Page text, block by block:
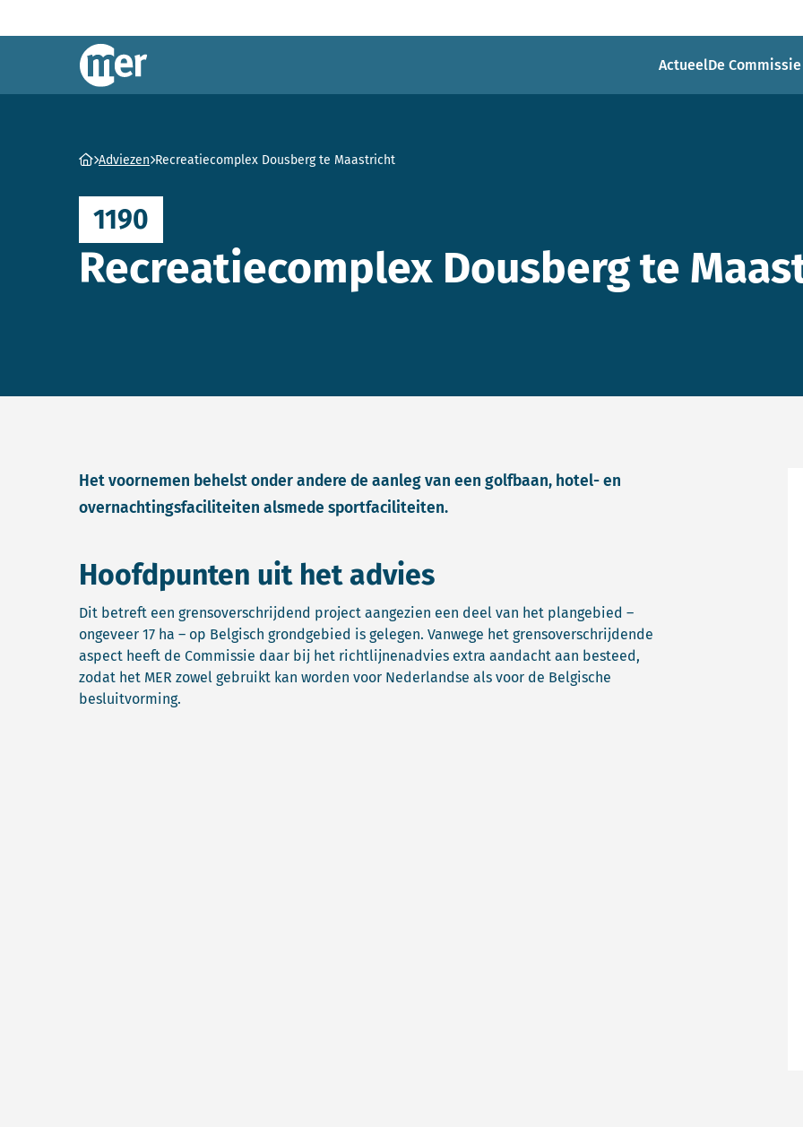
Commissie mer
ActueelDe
Ga naar homepage
Adviezen Recreatiecomplex Dousberg te Maastricht
1190
Recreatiecomplex Dousberg te
Het voornemen behelst onder andere de aanleg van een golfbaan, hotel- en
overnachtingsfaciliteiten alsmede sportfaciliteiten.
Hoofdpunten uit het advies
Dit betreft een grensoverschrijdend project aangezien een deel van het plangebied –
ongeveer 17 ha – op Belgisch grondgebied is gelegen. Vanwege het grensoverschrijdende
aspect heeft de Commissie daar bij het richtlijnenadvies extra aandacht aan besteed,
zodat het MER zowel gebruikt kan worden voor Nederlandse als voor de Belgische
besluitvorming.